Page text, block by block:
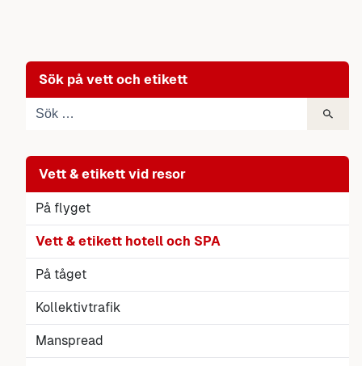
Sök på vett och etikett
Vett & etikett vid resor
På flyget
Vett & etikett hotell och SPA
På tåget
Kollektivtrafik
Manspread